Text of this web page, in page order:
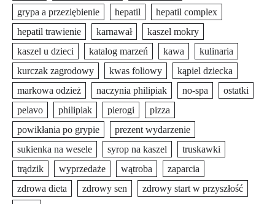
grypa a przeziębienie
hepatil
hepatil complex
hepatil trawienie
karnawał
kaszel mokry
kaszel u dzieci
katalog marzeń kawa
kulinaria
kurczak zagrodowy
kwas foliowy
kąpiel dziecka
markowa odzież
naczynia philipiak no-spa
ostatki
pelavo
philipiak pierogi
pizza
powikłania po grypie
prezent wydarzenie
sukienka na wesele
syrop na kaszel
truskawki
trądzik
wyprzedaże wątroba
zaparcia
zdrowa dieta
zdrowy sen
zdrowy start w przyszłość